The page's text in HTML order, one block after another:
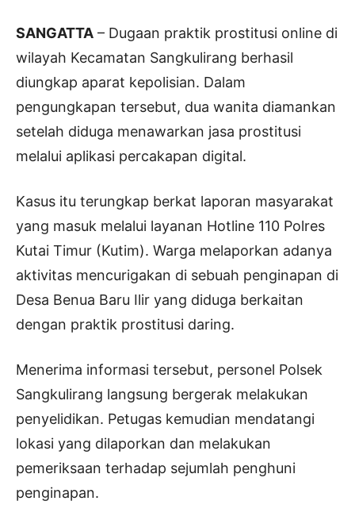
SANGATTA – Dugaan praktik prostitusi online di
wilayah Kecamatan Sangkulirang berhasil
diungkap aparat kepolisian. Dalam
pengungkapan tersebut, dua wanita diamankan
setelah diduga menawarkan jasa prostitusi
melalui aplikasi percakapan digital.
Kasus itu terungkap berkat laporan masyarakat
yang masuk melalui layanan Hotline 110 Polres
Kutai Timur (Kutim). Warga melaporkan adanya
aktivitas mencurigakan di sebuah penginapan di
Desa Benua Baru Ilir yang diduga berkaitan
dengan praktik prostitusi daring.
Menerima informasi tersebut, personel Polsek
Sangkulirang langsung bergerak melakukan
penyelidikan. Petugas kemudian mendatangi
lokasi yang dilaporkan dan melakukan
pemeriksaan terhadap sejumlah penghuni
penginapan.